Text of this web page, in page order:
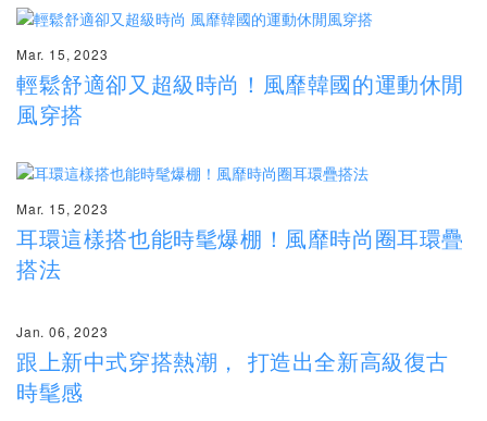
Mar. 15, 2023
輕鬆舒適卻又超級時尚！風靡韓國的運動休閒
風穿搭
Mar. 15, 2023
耳環這樣搭也能時髦爆棚！風靡時尚圈耳環疊
搭法
Jan. 06, 2023
跟上新中式穿搭熱潮， 打造出全新高級復古
時髦感